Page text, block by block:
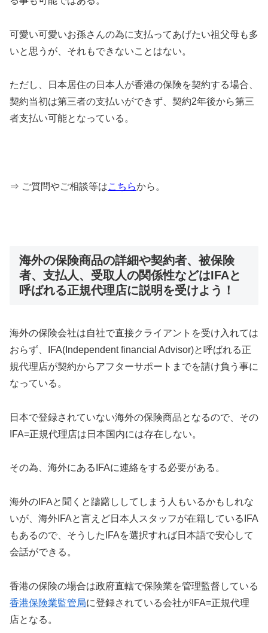
可愛い可愛いお孫さんの為に支払ってあげたい祖父母も多
いと思うが、それもできないことはない。
ただし、日本居住の日本人が香港の保険を契約する場合、
契約当初は第三者の支払いができず、契約2年後から第三
者支払い可能となっている。
⇒ ご質問やご相談等はこちらから。
海外の保険商品の詳細や契約者、被保険
者、支払人、受取人の関係性などはIFAと
呼ばれる正規代理店に説明を受けよう！
海外の保険会社は自社で直接クライアントを受け入れては
おらず、IFA(Independent financial Advisor)と呼ばれる正
規代理店が契約からアフターサポートまでを請け負う事に
なっている。
日本で登録されていない海外の保険商品となるので、その
IFA=正規代理店は日本国内には存在しない。
その為、海外にあるIFAに連絡をする必要がある。
海外のIFAと聞くと躊躇ししてしまう人もいるかもしれな
いが、海外IFAと言えど日本人スタッフが在籍しているIFA
もあるので、そうしたIFAを選択すれば日本語で安心して
会話ができる。
香港の保険の場合は政府直轄で保険業を管理監督している
香港保険業監管局に登録されている会社がIFA=正規代理
店となる。